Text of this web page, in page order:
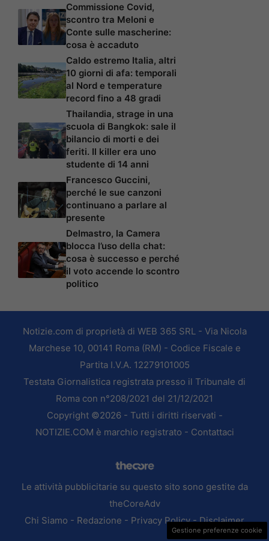
Commissione Covid,
scontro tra Meloni e
Conte sulle mascherine:
cosa è accaduto
Caldo estremo Italia, altri
10 giorni di afa: temporali
al Nord e temperature
record fino a 48 gradi
Thailandia, strage in una
scuola di Bangkok: sale il
bilancio di morti e dei
feriti. Il killer era uno
studente di 14 anni
Francesco Guccini,
perché le sue canzoni
continuano a parlare al
presente
Delmastro, la Camera
blocca l’uso della chat:
cosa è successo e perché
il voto accende lo scontro
politico
Notizie.com di proprietà di WEB 365 SRL - Via Nicola
Marchese 10, 00141 Roma (RM) - Codice Fiscale e
Partita I.V.A. 12279101005
Testata Giornalistica registrata presso il Tribunale di
Roma con n°208/2021 del 21/12/2021
Copyright ©2026 - Tutti i diritti riservati -
NOTIZIE.COM è marchio registrato - Contattaci
Le attività pubblicitarie su questo sito sono gestite da
theCoreAdv
Chi Siamo - Redazione - Privacy Policy-Disclaimer
Gestione preferenze cookie